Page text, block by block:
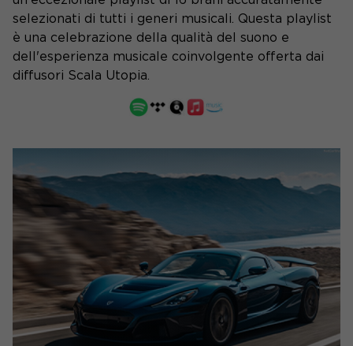
selezionati di tutti i generi musicali. Questa playlist
è una celebrazione della qualità del suono e
dell'esperienza musicale coinvolgente offerta dai
diffusori Scala Utopia.